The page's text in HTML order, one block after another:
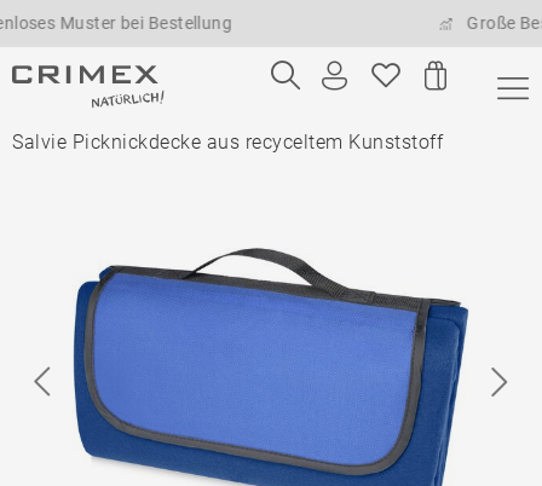
Muster bei Bestellung Große
Salvie Picknickdecke aus recyceltem Kunststoff